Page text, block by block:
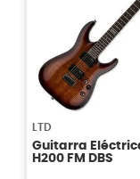
LTD
Guitarra
H200 FM DBS